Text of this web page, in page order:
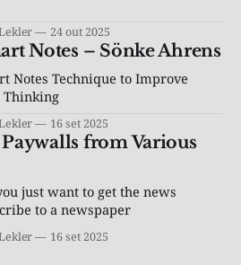
24 out 2025
Notes – Sönke Ahrens
Notes Technique to Improve
Thinking
16 set 2025
from Various
just want to get the news
to a newspaper
16 set 2025